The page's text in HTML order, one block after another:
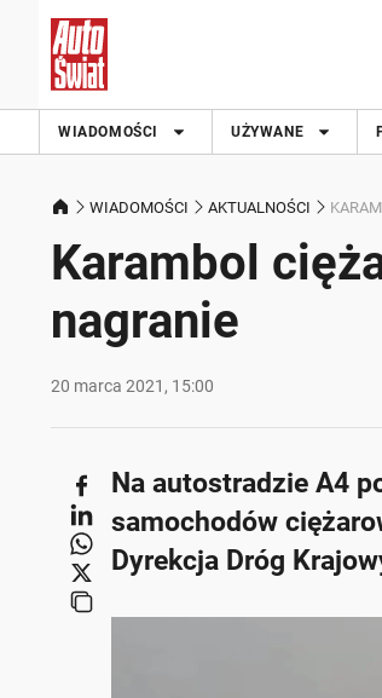
WIADOMOŚCI UŻYWANE
WIADOMOŚCI AKTUALNOŚCI
Karambol
nagranie
20 marca 2021, 15:00
Na autostradzie A4
samochodów
Dyrekcja Dróg